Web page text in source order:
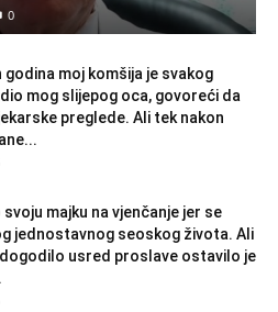
0
godina moj komšija je svakog
mog slijepog oca, govoreći da
preglede. Ali tek nakon
svoju majku na vjenčanje jer se
jednostavnog seoskog života. Ali
usred proslave ostavilo je